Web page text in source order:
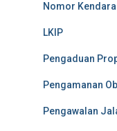
Nomor
LKIP
Pengaduan
Pengamanan
Pengawalan